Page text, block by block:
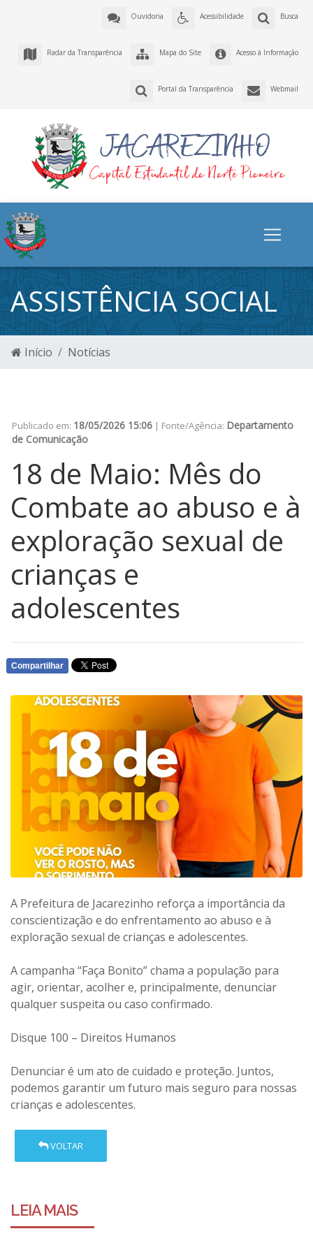
Busca
Acessibilidade
Ouvidoria
Acesso à Informação
Mapa do Site
Radar da Transparência
Webmail
Portal da Transparência
ASSISTÊNCIA SOCIAL
Início Notícias
Publicado em: 18/05/2026 15:06 | Fonte/Agência: Departamento
de Comunicação
18 de Maio: Mês do
Combate ao abuso e à
exploração sexual de
crianças e
adolescentes
Compartilhar
A Prefeitura de Jacarezinho reforça a importância da
conscientização e do enfrentamento ao abuso e à
exploração sexual de crianças e adolescentes.
A campanha “Faça Bonito” chama a população para
agir, orientar, acolher e, principalmente, denunciar
qualquer suspeita ou caso confirmado.
Disque 100 – Direitos Humanos
Denunciar é um ato de cuidado e proteção. Juntos,
podemos garantir um futuro mais seguro para nossas
crianças e adolescentes.
VOLTAR
LEIA MAIS